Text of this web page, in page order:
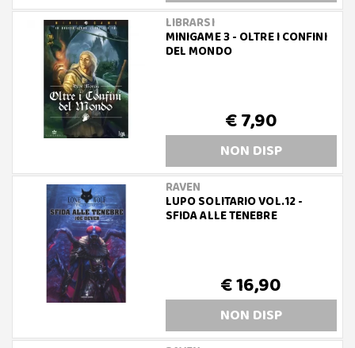
LIBRARSI
MINIGAME 3 - OLTRE I CONFINI
DEL MONDO
€ 7,90
NON DISP
RAVEN
LUPO SOLITARIO VOL.12 -
SFIDA ALLE TENEBRE
€ 16,90
NON DISP